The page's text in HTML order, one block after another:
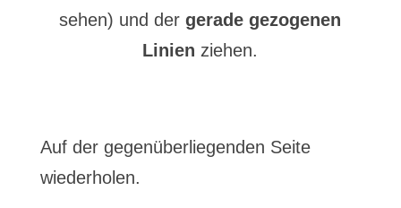
sehen) und dergerade gezogenen
Linien ziehen.
Auf der gegenüberliegenden Seite
wiederholen.